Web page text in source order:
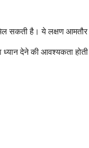
सकती है। ये लक्षण आमतौर
देने की आवश्यकता